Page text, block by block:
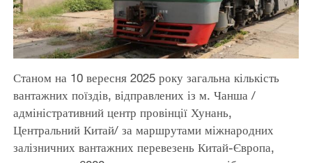
Станом на 10 вересня 2025 року загальна кількість
вантажних поїздів, відправлених із м. Чанша /
адміністративний центр провінції Хунань,
Центральний Китай/ за маршрутами міжнародних
залізничних вантажних перевезень Китай-Європа,